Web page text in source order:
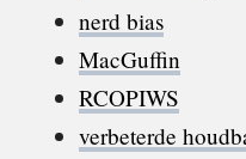
nerd bias
MacGuffin
RCOPIWS
verbeterde